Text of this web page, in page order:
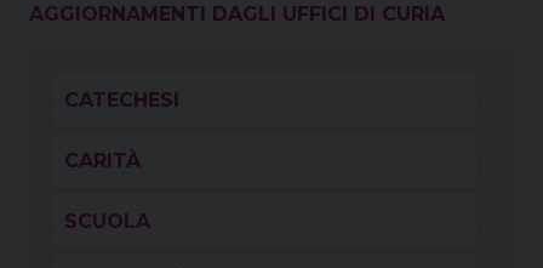
AGGIORNAMENTI DAGLI UFFICI DI CURIA
CATECHESI
CARITÀ
SCUOLA